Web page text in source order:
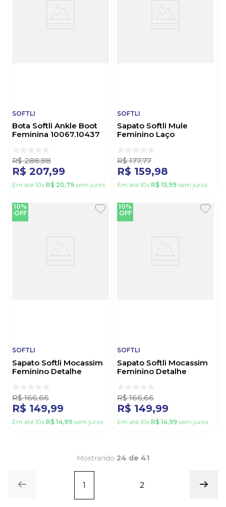
SOFTLI
Bota Softli Ankle Boot
Feminina 10067.10437
R$ 288,88
R$ 207,99
Em até 10x R$ 20,79 sem juros
SOFTLI
Sapato Softli Mule
Feminino Laço
R$ 177,77
R$ 159,98
Em até 10x R$ 15,99 sem juros
10%
OFF
SOFTLI
Sapato Softli Mocassim
Feminino Detalhe
R$ 166,66
R$ 149,99
Em até 10x R$ 14,99 sem juros
10%
OFF
SOFTLI
Sapato Softli Mocassim
Feminino Detalhe
R$ 166,66
R$ 149,99
Em até 10x R$ 14,99 sem juros
Mostrando 24 de 41
1 2